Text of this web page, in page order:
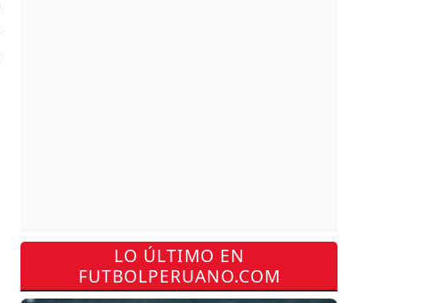
LO ÚLTIMO EN
FUTBOLPERUANO.COM